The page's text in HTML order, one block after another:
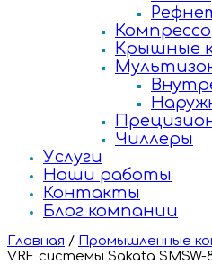
Крышные
Чиллеры
Услуги
Наши работы
Контакты
Блог компании
Главная / Промышленные
VRF системы Sakata SMSW-